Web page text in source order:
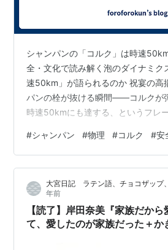
シャンパンの「コルク」は時速
全・文化で読み解く泡のダイナミク
速50km」が語られるのか 祝宴の高
パンの栓が抜ける瞬間――コルクが
時速50kmにも達する、というフレ
ば現実的に起こりうる速度域です。
～6気圧、冷えた液中に過飽和で溶
（CO₂）が栓の解放とともに膨張し
ルクを押し出します。ボトルの口径
初期開放角度などの複合要因が関わ
できないほど一瞬で加速します。
#シャンパン #物理 #コルク #安
大宮日記 ラテン語、チョコザップ
年前
【読了】岸田奈美『家族だから
て、愛したのが家族だった＋か